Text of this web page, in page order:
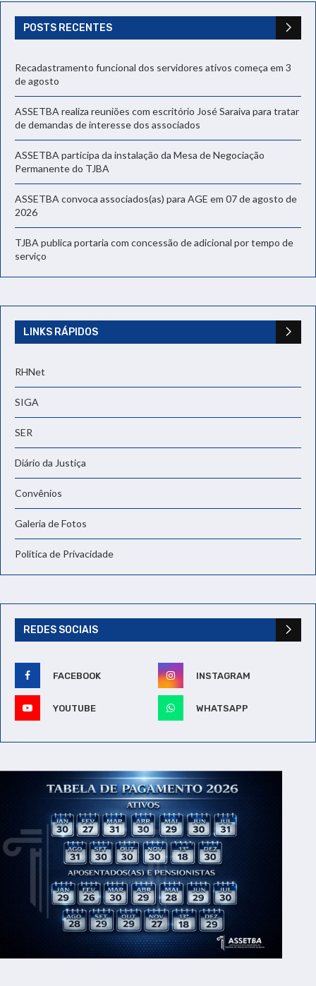
POSTS RECENTES
Recadastramento funcional dos servidores ativos começa em 3
de agosto
ASSETBA realiza reuniões com escritório José Saraiva para tratar
de demandas de interesse dos associados
ASSETBA participa da instalação da Mesa de Negociação
Permanente do TJBA
ASSETBA convoca associados(as) para AGE em 07 de agosto de
2026
TJBA publica portaria com concessão de adicional por tempo de
serviço
LINKS RÁPIDOS
RHNet
SIGA
SER
Diário da Justiça
Convênios
Galeria de Fotos
Política de Privacidade
REDES SOCIAIS
FACEBOOK INSTAGRAM
YOUTUBE WHATSAPP